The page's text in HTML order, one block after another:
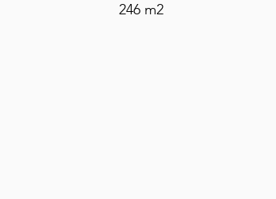
246 m2